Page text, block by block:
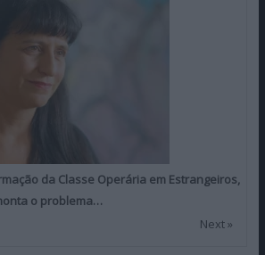
da Classe Operária em Estrangeiros,
o problema…
Next »